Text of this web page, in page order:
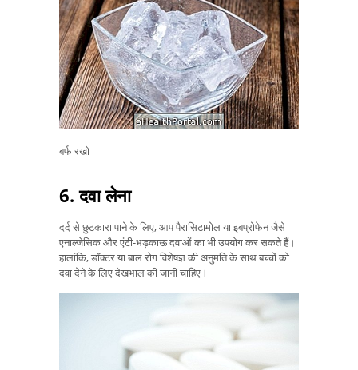
बर्फ रखो
6. दवा लेना
दर्द से छुटकारा पाने के लिए, आप पैरासिटामोल या इबप्रोफेन जैसे
एनाल्जेसिक और एंटी-भड़काऊ दवाओं का भी उपयोग कर सकते हैं।
हालांकि, डॉक्टर या बाल रोग विशेषज्ञ की अनुमति के साथ बच्चों को
दवा देने के लिए देखभाल की जानी चाहिए।